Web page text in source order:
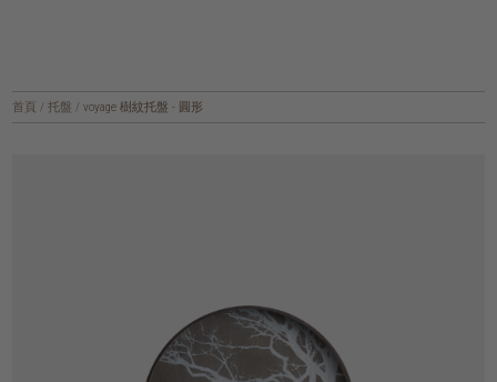
首頁 / 托盤 / voyage 樹紋托盤 - 圓形